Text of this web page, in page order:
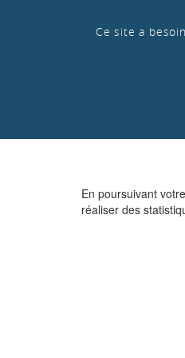
En poursuivant
réaliser des
Ce site a